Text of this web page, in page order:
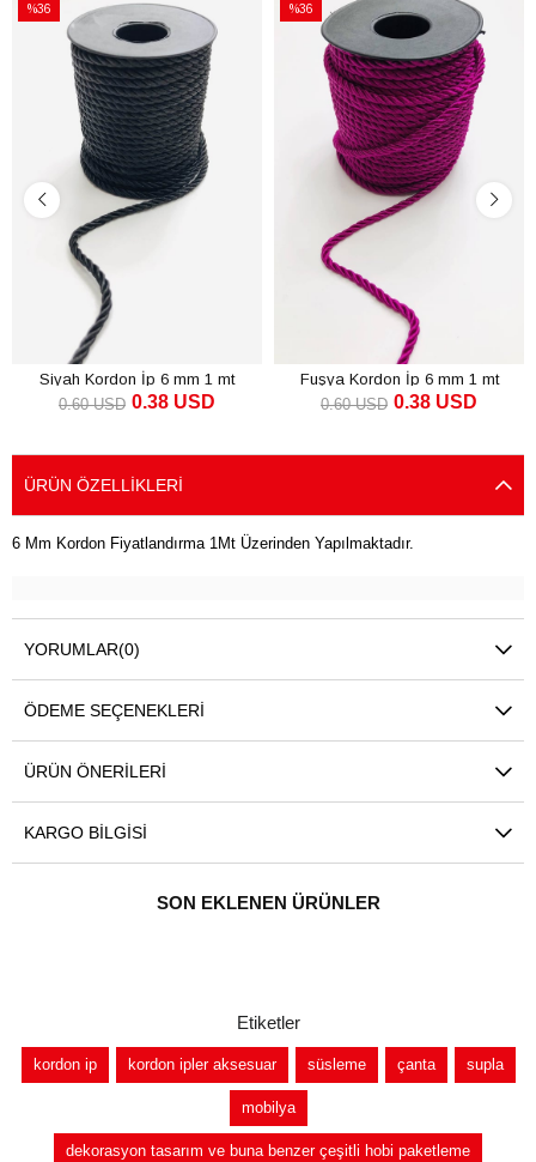
%36
%36İndirim
Siyah Kordon İp 6 mm 1 mt
0.38 USD
0.60 USD
%36
İndirim
%36İndirim
Fuşya Kordon İp 6 mm 1 mt
0.38 USD
0.60 USD
ÜRÜN ÖZELLIKLERI
6 Mm Kordon Fiyatlandırma 1Mt Üzerinden Yapılmaktadır.
YORUMLAR(0)
ÖDEME SEÇENEKLERI
ÜRÜN ÖNERILERI
KARGO BILGISI
SON EKLENEN ÜRÜNLER
Etiketler
kordon ip kordon ipler aksesuar süsleme çanta supla
mobilya
dekorasyon tasarım ve buna benzer çeşitli hobi paketleme